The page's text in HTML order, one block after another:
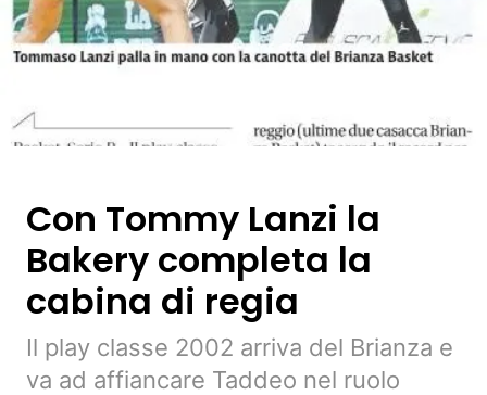
Con Tommy Lanzi la
Bakery completa la
cabina di regia
Il play classe 2002 arriva del Brianza e
va ad affiancare Taddeo nel ruolo